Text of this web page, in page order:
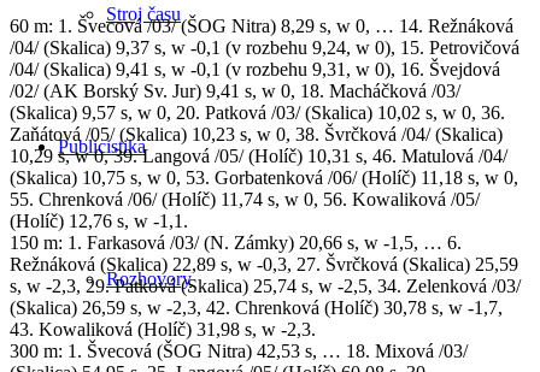
Stroj času
Publicistika
Rozhovory
60 m: 1. Švecová /03/ (ŠOG Nitra) 8,29 s, w 0, … 14. Režnáková
/04/ (Skalica) 9,37 s, w -0,1 (v rozbehu 9,24, w 0), 15. Petrovičová
/04/ (Skalica) 9,41 s, w -0,1 (v rozbehu 9,31, w 0), 16. Švejdová
/02/ (AK Borský Sv. Jur) 9,41 s, w 0, 18. Macháčková /03/
(Skalica) 9,57 s, w 0, 20. Patková /03/ (Skalica) 10,02 s, w 0, 36.
Zaňátová /05/ (Skalica) 10,23 s, w 0, 38. Švrčková /04/ (Skalica)
10,29 s, w 0, 39. Langová /05/ (Holíč) 10,31 s, 46. Matulová /04/
(Skalica) 10,75 s, w 0, 53. Gorbatenková /06/ (Holíč) 11,18 s, w 0,
55. Chrenková /06/ (Holíč) 11,74 s, w 0, 56. Kowaliková /05/
(Holíč) 12,76 s, w -1,1.
150 m: 1. Farkasová /03/ (N. Zámky) 20,66 s, w -1,5, … 6.
Režnáková (Skalica) 22,89 s, w -0,3, 27. Švrčková (Skalica) 25,59
s, w -2,3, 29. Patková (Skalica) 25,74 s, w -2,5, 34. Zelenková /03/
(Skalica) 26,59 s, w -2,3, 42. Chrenková (Holíč) 30,78 s, w -1,7,
43. Kowaliková (Holíč) 31,98 s, w -2,3.
300 m: 1. Švecová (ŠOG Nitra) 42,53 s, … 18. Mixová /03/